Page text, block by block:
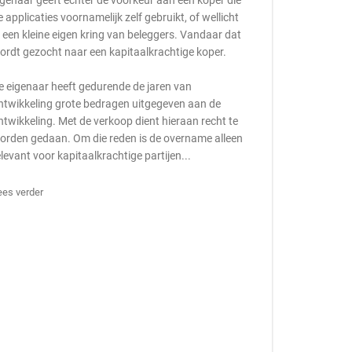
applicaties voornamelijk zelf gebruikt, of wellicht
een kleine eigen kring van beleggers. Vandaar dat
gezocht naar een kapitaalkrachtige koper.
eigenaar heeft gedurende de jaren van
grote bedragen uitgegeven aan de
Met de verkoop dient hieraan recht te
gedaan. Om die reden is de overname alleen
voor kapitaalkrachtige partijen...
verder